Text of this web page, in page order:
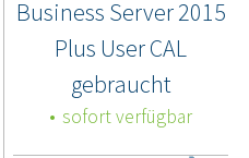
Business Server 2015
Plus User CAL
gebraucht
sofort verfügbar